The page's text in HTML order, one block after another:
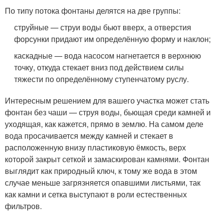
По типу потока фонтаны делятся на две группы:
струйные — струи воды бьют вверх, а отверстия
форсунки придают им определённую форму и наклон;
каскадные — вода насосом нагнетается в верхнюю
точку, откуда стекает вниз под действием силы
тяжести по определённому ступенчатому руслу.
Интересным решением для вашего участка может стать
фонтан без чаши — струя воды, бьющая среди камней и
уходящая, как кажется, прямо в землю. На самом деле
вода просачивается между камней и стекает в
расположенную внизу пластиковую ёмкость, верх
которой закрыт сеткой и замаскирован камнями. Фонтан
выглядит как природный ключ, к тому же вода в этом
случае меньше загрязняется опавшими листьями, так
как камни и сетка выступают в роли естественных
фильтров.